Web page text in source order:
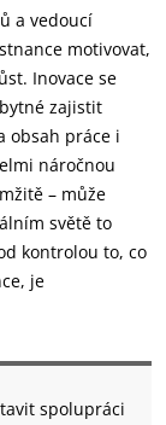
a vedoucí
motivovat,
Inovace se
zajistit
obsah práce i
náročnou
– může
světě to
kontrolou to, co
je
spolupráci